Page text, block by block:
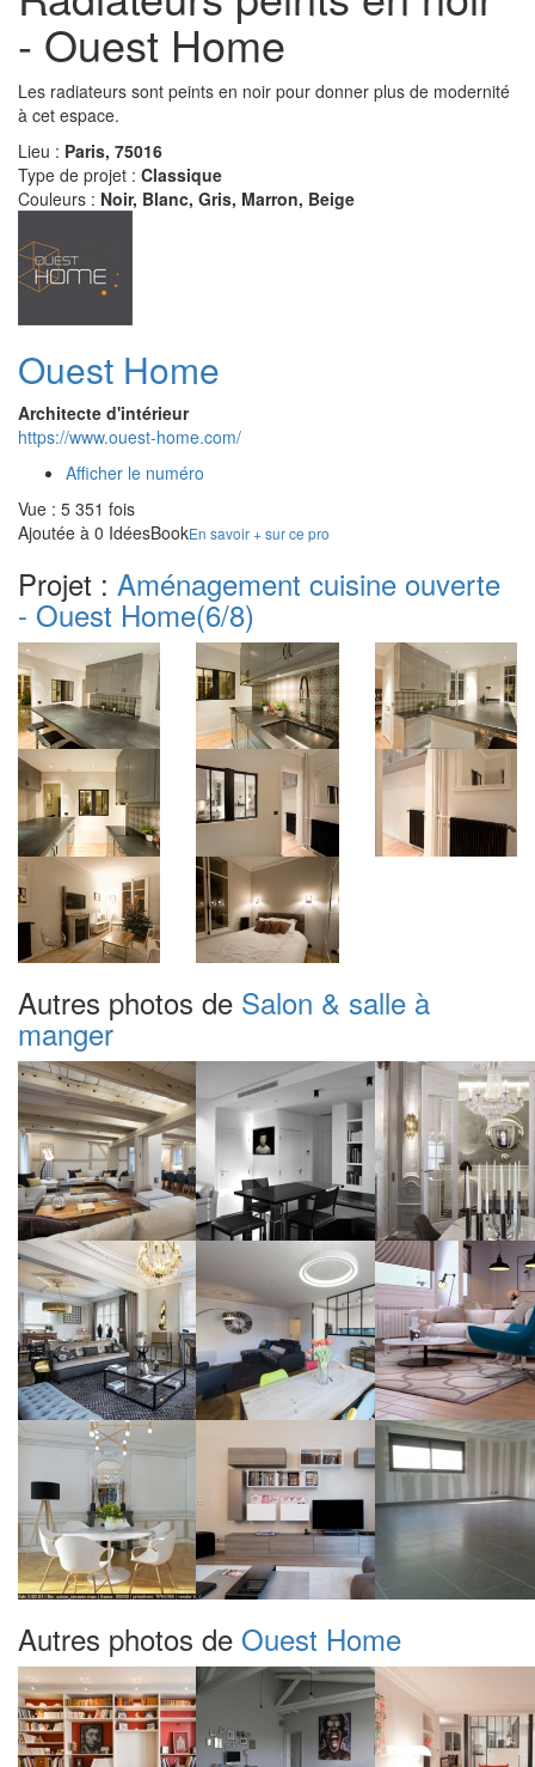
- Ouest Home
Les radiateurs sont peints en noir pour donner plus de modernité
à cet espace.
Lieu : Paris, 75016
Type de projet : Classique
Couleurs : Noir, Blanc, Gris, Marron, Beige
Ouest Home
Architecte d'intérieur
https://www.ouest-home.com/
Afficher le numéro
Vue : 5 351 fois
Ajoutée à 0 IdéesBookEn savoir + sur ce pro
Projet : Aménagement cuisine ouverte
- Ouest Home(6/8)
Autres photos de Salon & salle à
manger
Autres photos de Ouest Home